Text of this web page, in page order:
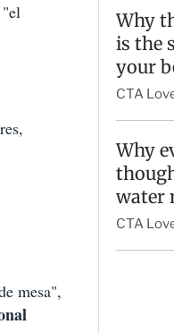
"el
mesa",